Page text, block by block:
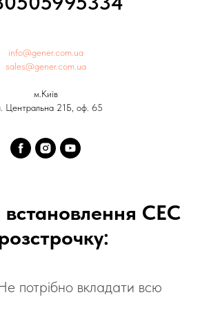
info@gener.com.ua
sales@gener.com.ua
м.Київ
Центральна 21Б, оф. 65
встановлення СЕС
потрібно вкладати всю